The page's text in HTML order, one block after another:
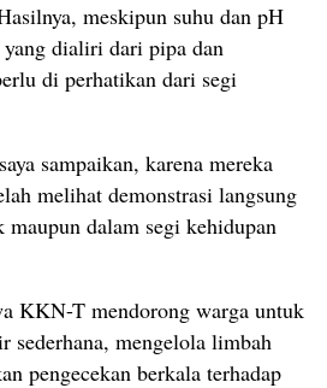
meskipun suhu dan pH
dialiri dari pipa dan
di perhatikan dari segi
sampaikan, karena mereka
melihat demonstrasi langsung
maupun dalam segi kehidupan
KKN-T mendorong warga untuk
sederhana, mengelola limbah
pengecekan berkala terhadap